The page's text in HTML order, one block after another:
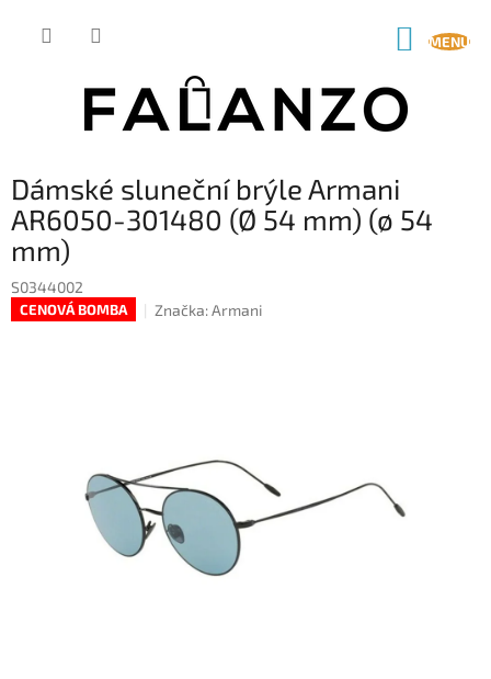
Dámské sluneční brýle Armani
AR6050-301480 (Ø 54 mm) (ø 54
mm)
S0344002
CENOVÁ BOMBA Značka:Armani